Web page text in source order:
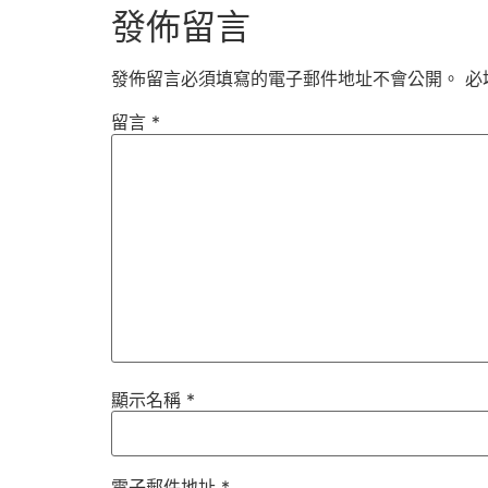
發佈留言
發佈留言必須填寫的電子郵件地址不會公開。 必
留言 *
顯示名稱 *